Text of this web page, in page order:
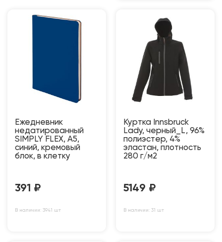
Ежедневник
недатированный
SIMPLY FLEX, А5,
синий, кремовый
блок, в клетку
391 ₽
В наличии: 3941 шт
Куртка Innsbruck
Lady, черный_L, 96%
полиэстер, 4%
эластан, плотность
280 г/м2
5149 ₽
В наличии: 31 шт